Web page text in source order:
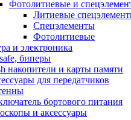
Фотолитиевые и
Литиевые
Спецэлементы
Фотолитиевые
и электроника
биперы
накопители и карты памяти
для передатчиков
бортового питания
и аксессуары